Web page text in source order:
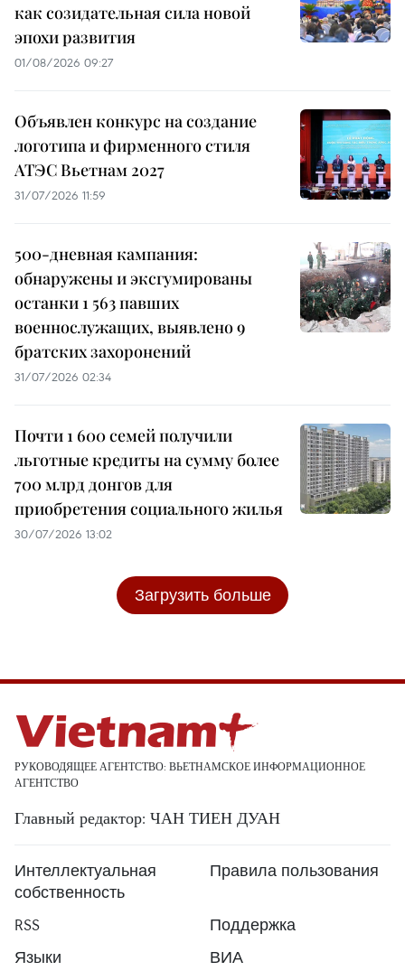
как созидательная сила новой
эпохи развития
01/08/2026 09:27
Объявлен конкурс на создание
логотипа и фирменного стиля
АТЭС Вьетнам 2027
31/07/2026 11:59
500-дневная кампания:
обнаружены и эксгумированы
останки 1 563 павших
военнослужащих, выявлено 9
братских захоронений
31/07/2026 02:34
Почти 1 600 семей получили
льготные кредиты на сумму более
700 млрд донгов для
приобретения социального жилья
30/07/2026 13:02
Загрузить больше
РУКОВОДЯЩЕЕ АГЕНТСТВО: ВЬЕТНАМСКОЕ ИНФОРМАЦИОННОЕ
АГЕНТСТВО
Главный редактор: ЧАН ТИЕН ДУАН
Интеллектуальная
собственность
Правила пользования
RSS
Поддержка
Языки
ВИА